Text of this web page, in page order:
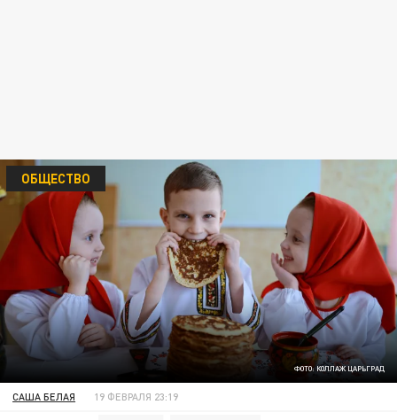
ФОТО: КОЛЛАЖ ЦАРЬГРАД
ОБЩЕСТВО
САША БЕЛАЯ 19 ФЕВРАЛЯ 23:19